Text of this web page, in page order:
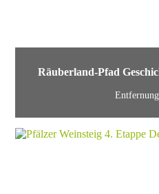
Räuberland-Pfad